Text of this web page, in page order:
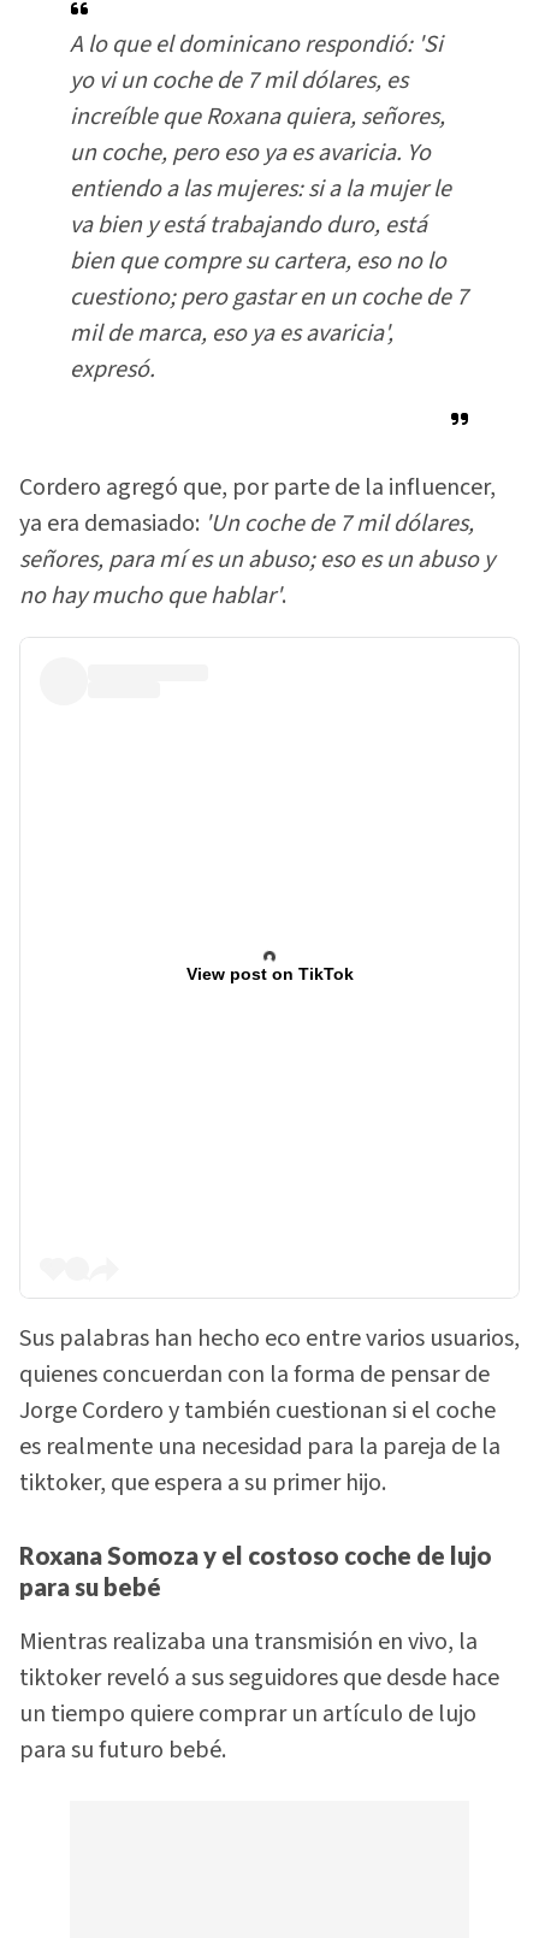
A lo que el dominicano respondió: 'Si
yo vi un coche de 7 mil dólares, es
increíble que Roxana quiera, señores,
un coche, pero eso ya es avaricia. Yo
entiendo a las mujeres: si a la mujer le
va bien y está trabajando duro, está
bien que compre su cartera, eso no lo
cuestiono; pero gastar en un coche de 7
mil de marca, eso ya es avaricia',
expresó.
Cordero agregó que, por parte de la influencer,
ya era demasiado: 'Un coche de 7 mil dólares,
señores, para mí es un abuso; eso es un abuso y
no hay mucho que hablar'.
View post on TikTok
Sus palabras han hecho eco entre varios usuarios,
quienes concuerdan con la forma de pensar de
Jorge Cordero y también cuestionan si el coche
es realmente una necesidad para la pareja de la
tiktoker, que espera a su primer hijo.
Roxana Somoza y el costoso coche de lujo
para su bebé
Mientras realizaba una transmisión en vivo, la
tiktoker reveló a sus seguidores que desde hace
un tiempo quiere comprar un artículo de lujo
para su futuro bebé.